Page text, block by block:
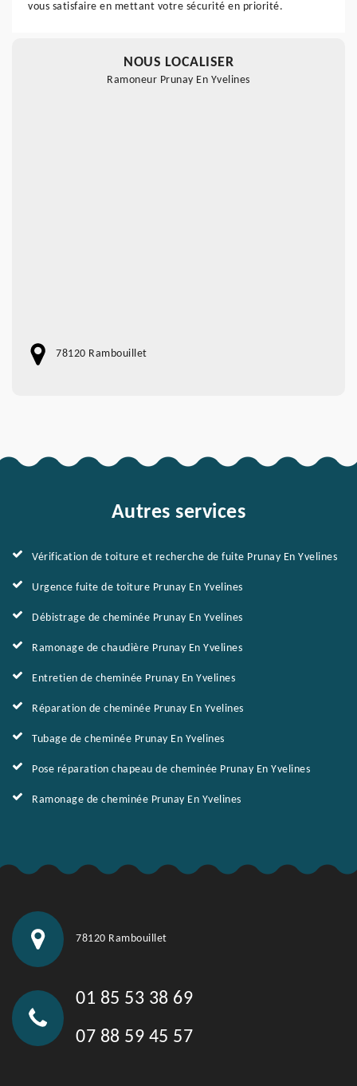
vous satisfaire en mettant votre sécurité en priorité.
NOUS LOCALISER
Ramoneur Prunay En Yvelines
78120 Rambouillet
Autres services
Vérification de toiture et recherche de fuite Prunay En Yvelines
Urgence fuite de toiture Prunay En Yvelines
Débistrage de cheminée Prunay En Yvelines
Ramonage de chaudière Prunay En Yvelines
Entretien de cheminée Prunay En Yvelines
Réparation de cheminée Prunay En Yvelines
Tubage de cheminée Prunay En Yvelines
Pose réparation chapeau de cheminée Prunay En Yvelines
Ramonage de cheminée Prunay En Yvelines
78120 Rambouillet
01 85 53 38 69
07 88 59 45 57